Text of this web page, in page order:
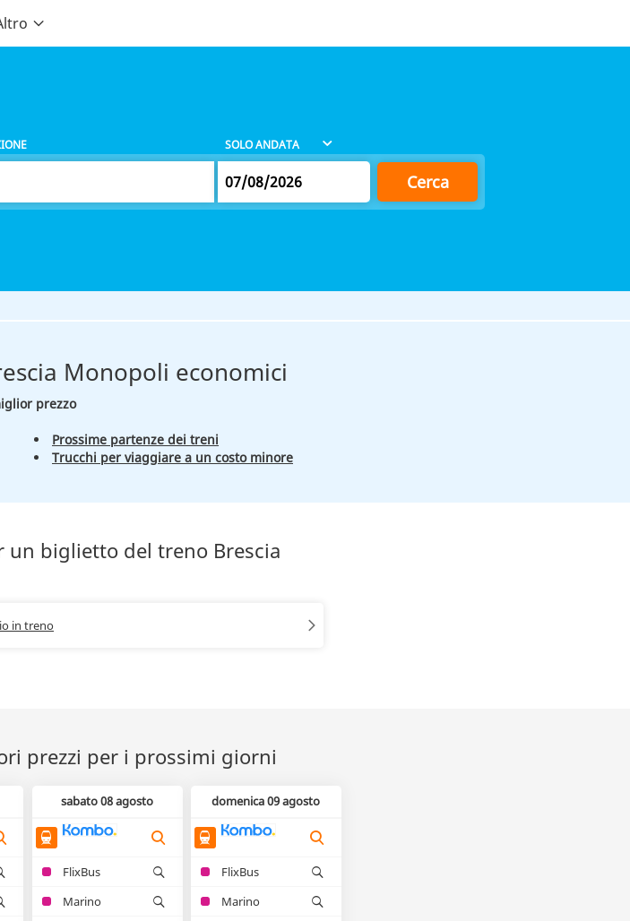
Cerca
Monopoli economici
prezzo
Prossime partenze dei treni
Trucchi per viaggiare a un costo minore
un biglietto del treno Brescia
in treno
prezzi per i prossimi giorni
sabato 08 agosto
FlixBus
Marino
domenica 09 agosto
FlixBus
Marino